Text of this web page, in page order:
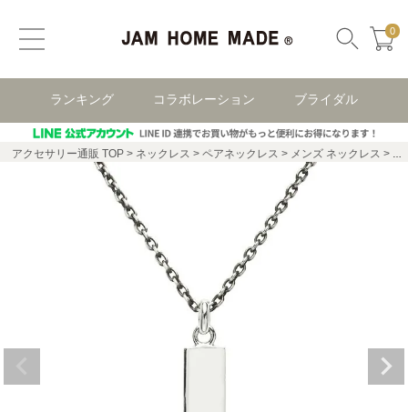
0
ランキング コラボレーション ブライダル
アクセサリー通販 TOP ネックレス ペアネックレス メンズ ネックレス 【